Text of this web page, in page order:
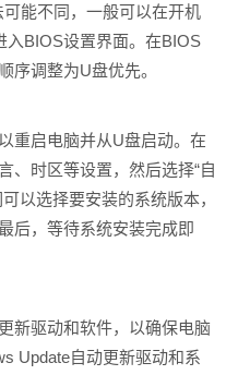
能不同，一般可以在开机
入BIOS设置界面。在BIOS
序调整为U盘优先。
重启电脑并从U盘启动。在
、时区等设置，然后选择“自
以选择要安装的系统版本，
后，等待系统安装完成即
新驱动和软件，以确保电脑
Update自动更新驱动和系